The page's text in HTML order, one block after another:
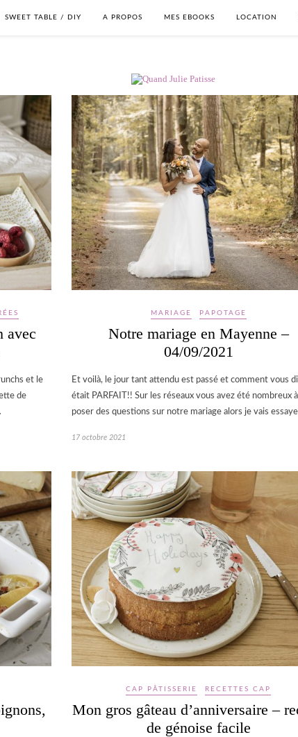
SWEET TABLE / DIY A PROPOS MES EBOOKS LOCATION
avec
et le
de
MARIAGE PAPOTAGE
Notre mariage en Mayenne –
04/09/2021
Et voilà, le jour tant attendu est passé et comment vous
était PARFAIT!! Sur les réseaux vous avez été nombreux
poser des questions sur notre mariage alors je vais
17 octobre 2021
CAP PÂTISSERIE RECETTES CAP
Mon gros gâteau d’anniversaire –
de génoise facile